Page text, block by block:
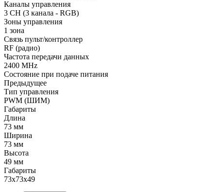
Каналы управления
3 CH (3 канала - RGB)
Зоны управления
1 зона
Связь пульт/контроллер
RF (радио)
Частота передачи данных
2400 MHz
Состояние при подаче питания
Предыдущее
Тип управления
PWM (ШИМ)
Габариты
Длина
73 мм
Ширина
73 мм
Высота
49 мм
Габариты
73х73х49